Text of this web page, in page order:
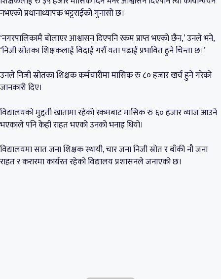
नभएको प्रधानाध्यापक भट्टराईको गुनासो छ।
‘नगरपालिकामै बोलाएर आश्वासन दिएपनि रकम प्राप्त भएको छैन,’ उनले भने,
‘निजी स्रोतका शिक्षकलाई विदाई गरौँ यता पढाई प्रभावित हुने चिन्ता छ।’
उनले निजी स्रोतका शिक्षक कर्मचारीमा मासिक रु ८० हजार खर्च हुने गरेको
जानकारी दिए।
विद्यालयको मुद्दती खातामा रहेको रकमबाट मासिक रु ६० हजार व्याज आउने
भएकाले पनि केही राहत भएको उनको भनाइ थियो।
विद्यालयमा सात जना शिक्षक स्थायी, चार जना निजी स्रोत र बाँकी नौ जना
राहत र करारमा कार्यरत रहेको विद्यालय प्रशासनले जनाएको छ।